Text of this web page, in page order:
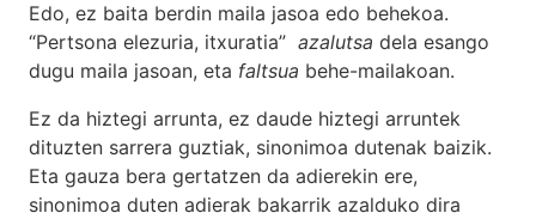
Edo, ez baita berdin maila jasoa edo behekoa.
“Pertsona elezuria, itxuratia” azalutsa dela esango
dugu maila jasoan, eta faltsua behe-mailakoan.
Ez da hiztegi arrunta, ez daude hiztegi arruntek
dituzten sarrera guztiak, sinonimoa dutenak baizik.
Eta gauza bera gertatzen da adierekin ere,
sinonimoa duten adierak bakarrik azalduko dira